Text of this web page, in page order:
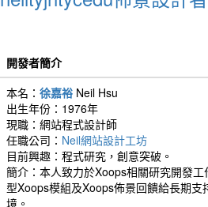
開發者簡介
本名： 徐嘉裕 Neil Hsu
出生年份：1976年
現職：網站程式設計師
任職公司： Neil網站設計工坊
目前興趣：程式研究，創意突破。
簡介：本人致力於Xoops相關研究開發
型Xoops模組及Xoops佈景回饋給長期
境。